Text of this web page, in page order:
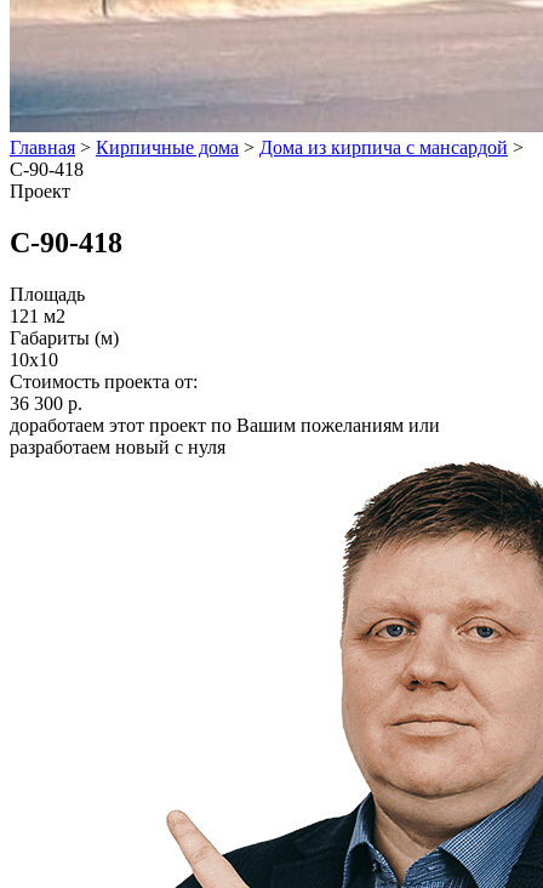
Главная > Кирпичные дома > Дома из кирпича с мансардой >
С-90-418
Проект
С-90-418
Площадь
121 м2
Габариты (м)
10х10
Стоимость проекта от:
36 300 р.
доработаем этот проект по Вашим пожеланиям или
разработаем новый с нуля